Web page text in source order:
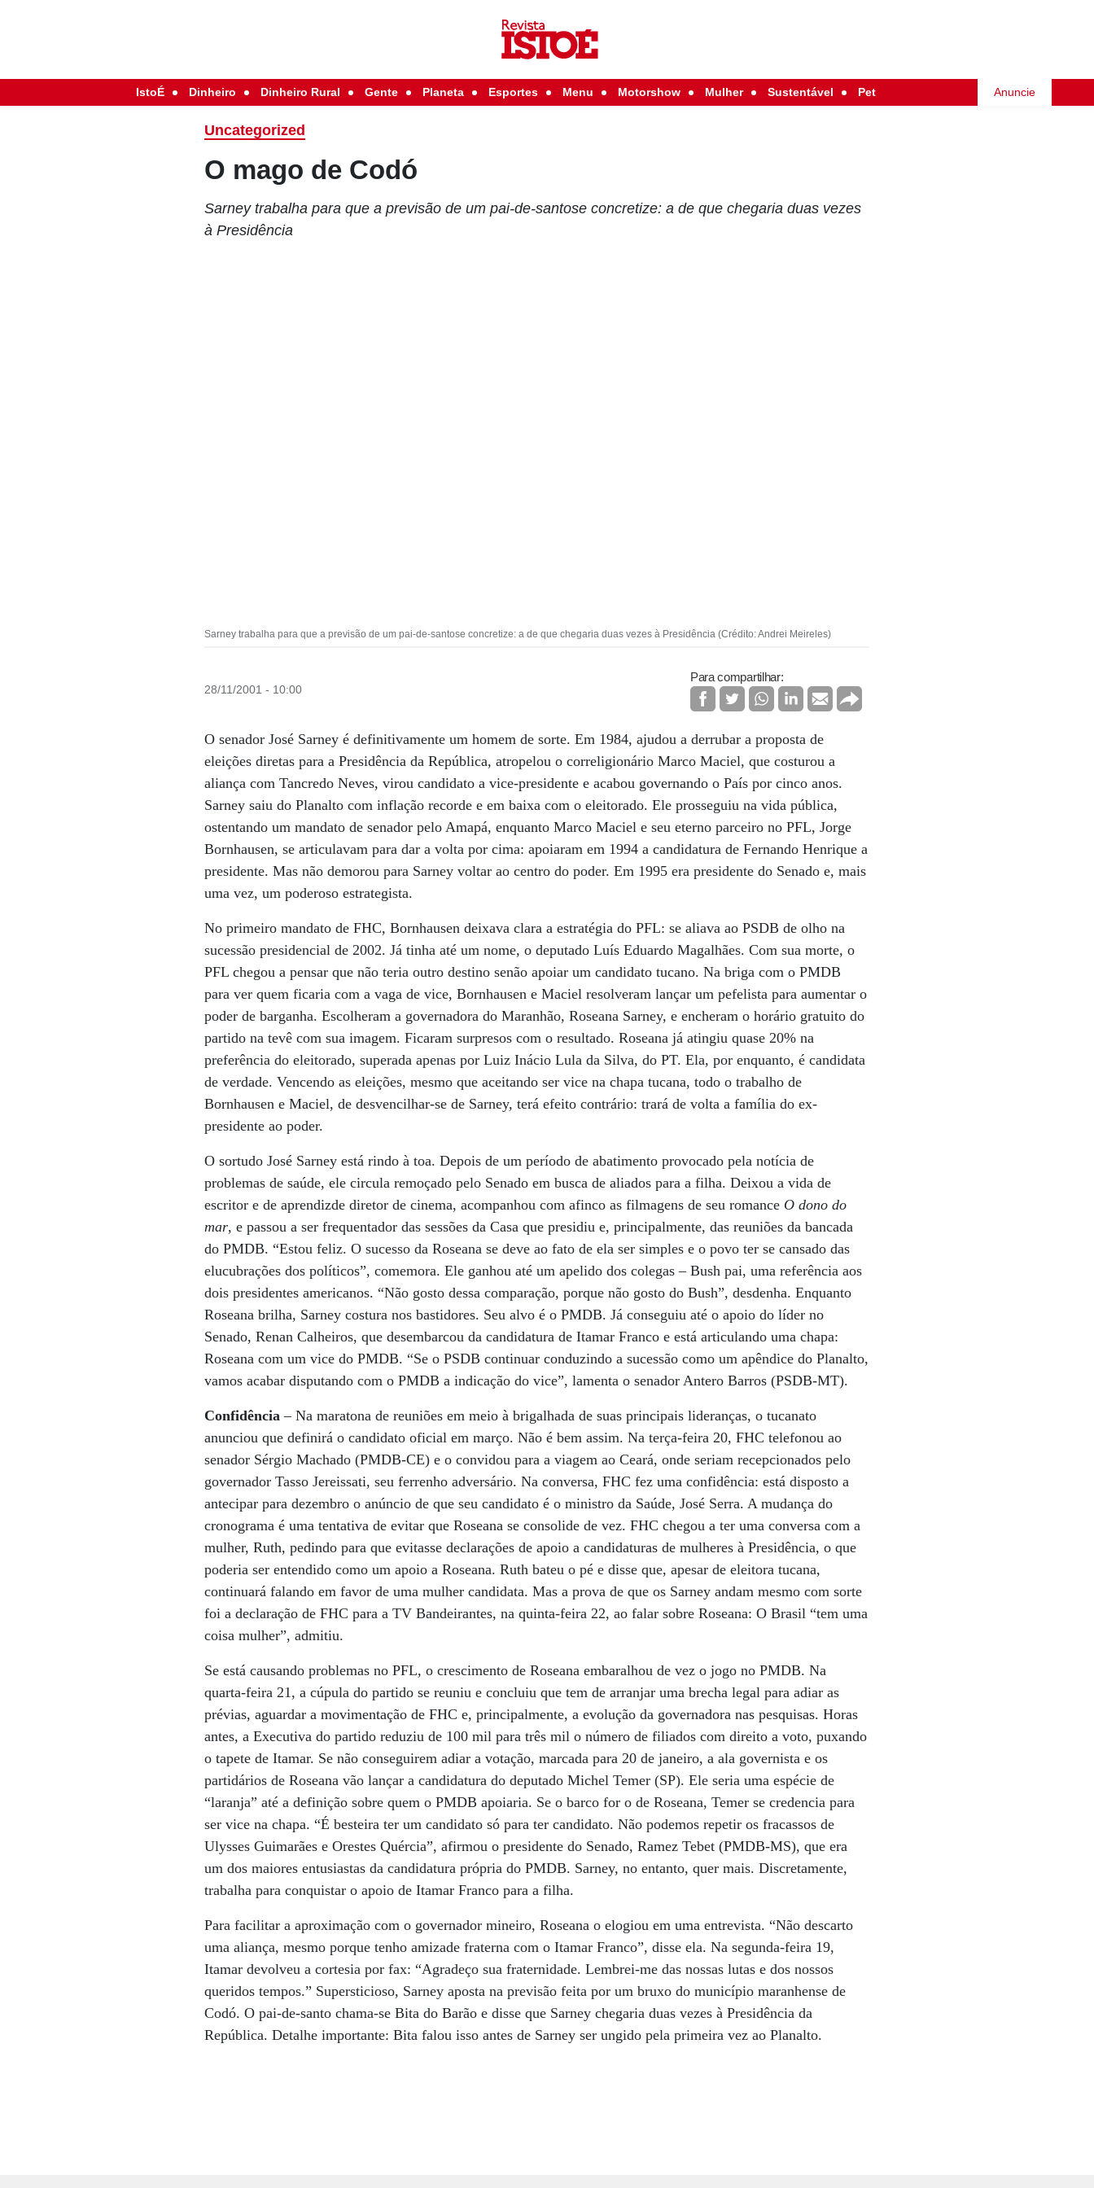
IstoÉ Dinheiro Dinheiro Rural Gente Planeta Esportes Menu Motorshow Mulher Sustentável Pet Anuncie
Uncategorized
O mago de Codó
Sarney trabalha para que a previsão de um pai-de-santose concretize: a de que chegaria duas vezes
à Presidência
Sarney trabalha para que a previsão de um pai-de-santose concretize: a de que chegaria duas vezes à Presidência (Crédito: Andrei Meireles)
28/11/2001 - 10:00
Para compartilhar:
O senador José Sarney é definitivamente um homem de sorte. Em 1984, ajudou a derrubar a proposta de
eleições diretas para a Presidência da República, atropelou o correligionário Marco Maciel, que costurou a
aliança com Tancredo Neves, virou candidato a vice-presidente e acabou governando o País por cinco anos.
Sarney saiu do Planalto com inflação recorde e em baixa com o eleitorado. Ele prosseguiu na vida pública,
ostentando um mandato de senador pelo Amapá, enquanto Marco Maciel e seu eterno parceiro no PFL, Jorge
Bornhausen, se articulavam para dar a volta por cima: apoiaram em 1994 a candidatura de Fernando Henrique a
presidente. Mas não demorou para Sarney voltar ao centro do poder. Em 1995 era presidente do Senado e, mais
uma vez, um poderoso estrategista.
No primeiro mandato de FHC, Bornhausen deixava clara a estratégia do PFL: se aliava ao PSDB de olho na
sucessão presidencial de 2002. Já tinha até um nome, o deputado Luís Eduardo Magalhães. Com sua morte, o
PFL chegou a pensar que não teria outro destino senão apoiar um candidato tucano. Na briga com o PMDB
para ver quem ficaria com a vaga de vice, Bornhausen e Maciel resolveram lançar um pefelista para aumentar o
poder de barganha. Escolheram a governadora do Maranhão, Roseana Sarney, e encheram o horário gratuito do
partido na tevê com sua imagem. Ficaram surpresos com o resultado. Roseana já atingiu quase 20% na
preferência do eleitorado, superada apenas por Luiz Inácio Lula da Silva, do PT. Ela, por enquanto, é candidata
de verdade. Vencendo as eleições, mesmo que aceitando ser vice na chapa tucana, todo o trabalho de
Bornhausen e Maciel, de desvencilhar-se de Sarney, terá efeito contrário: trará de volta a família do ex-
presidente ao poder.
O sortudo José Sarney está rindo à toa. Depois de um período de abatimento provocado pela notícia de
problemas de saúde, ele circula remoçado pelo Senado em busca de aliados para a filha. Deixou a vida de
escritor e de aprendizde diretor de cinema, acompanhou com afinco as filmagens de seu romance O dono do
mar, e passou a ser frequentador das sessões da Casa que presidiu e, principalmente, das reuniões da bancada
do PMDB. “Estou feliz. O sucesso da Roseana se deve ao fato de ela ser simples e o povo ter se cansado das
elucubrações dos políticos”, comemora. Ele ganhou até um apelido dos colegas – Bush pai, uma referência aos
dois presidentes americanos. “Não gosto dessa comparação, porque não gosto do Bush”, desdenha. Enquanto
Roseana brilha, Sarney costura nos bastidores. Seu alvo é o PMDB. Já conseguiu até o apoio do líder no
Senado, Renan Calheiros, que desembarcou da candidatura de Itamar Franco e está articulando uma chapa:
Roseana com um vice do PMDB. “Se o PSDB continuar conduzindo a sucessão como um apêndice do Planalto,
vamos acabar disputando com o PMDB a indicação do vice”, lamenta o senador Antero Barros (PSDB-MT).
Confidência– Na maratona de reuniões em meio à brigalhada de suas principais lideranças, o tucanato
anunciou que definirá o candidato oficial em março. Não é bem assim. Na terça-feira 20, FHC telefonou ao
senador Sérgio Machado (PMDB-CE) e o convidou para a viagem ao Ceará, onde seriam recepcionados pelo
governador Tasso Jereissati, seu ferrenho adversário. Na conversa, FHC fez uma confidência: está disposto a
antecipar para dezembro o anúncio de que seu candidato é o ministro da Saúde, José Serra. A mudança do
cronograma é uma tentativa de evitar que Roseana se consolide de vez. FHC chegou a ter uma conversa com a
mulher, Ruth, pedindo para que evitasse declarações de apoio a candidaturas de mulheres à Presidência, o que
poderia ser entendido como um apoio a Roseana. Ruth bateu o pé e disse que, apesar de eleitora tucana,
continuará falando em favor de uma mulher candidata. Mas a prova de que os Sarney andam mesmo com sorte
foi a declaração de FHC para a TV Bandeirantes, na quinta-feira 22, ao falar sobre Roseana: O Brasil “tem uma
coisa mulher”, admitiu.
Se está causando problemas no PFL, o crescimento de Roseana embaralhou de vez o jogo no PMDB. Na
quarta-feira 21, a cúpula do partido se reuniu e concluiu que tem de arranjar uma brecha legal para adiar as
prévias, aguardar a movimentação de FHC e, principalmente, a evolução da governadora nas pesquisas. Horas
antes, a Executiva do partido reduziu de 100 mil para três mil o número de filiados com direito a voto, puxando
o tapete de Itamar. Se não conseguirem adiar a votação, marcada para 20 de janeiro, a ala governista e os
partidários de Roseana vão lançar a candidatura do deputado Michel Temer (SP). Ele seria uma espécie de
“laranja” até a definição sobre quem o PMDB apoiaria. Se o barco for o de Roseana, Temer se credencia para
ser vice na chapa. “É besteira ter um candidato só para ter candidato. Não podemos repetir os fracassos de
Ulysses Guimarães e Orestes Quércia”, afirmou o presidente do Senado, Ramez Tebet (PMDB-MS), que era
um dos maiores entusiastas da candidatura própria do PMDB. Sarney, no entanto, quer mais. Discretamente,
trabalha para conquistar o apoio de Itamar Franco para a filha.
Para facilitar a aproximação com o governador mineiro, Roseana o elogiou em uma entrevista. “Não descarto
uma aliança, mesmo porque tenho amizade fraterna com o Itamar Franco”, disse ela. Na segunda-feira 19,
Itamar devolveu a cortesia por fax: “Agradeço sua fraternidade. Lembrei-me das nossas lutas e dos nossos
queridos tempos.” Supersticioso, Sarney aposta na previsão feita por um bruxo do município maranhense de
Codó. O pai-de-santo chama-se Bita do Barão e disse que Sarney chegaria duas vezes à Presidência da
República. Detalhe importante: Bita falou isso antes de Sarney ser ungido pela primeira vez ao Planalto.